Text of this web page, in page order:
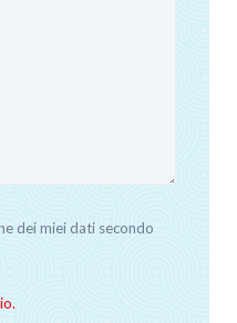
dei miei dati secondo